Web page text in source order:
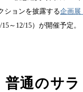
ションを披露する企画展
15～12/15）が開催予定。
通のサ